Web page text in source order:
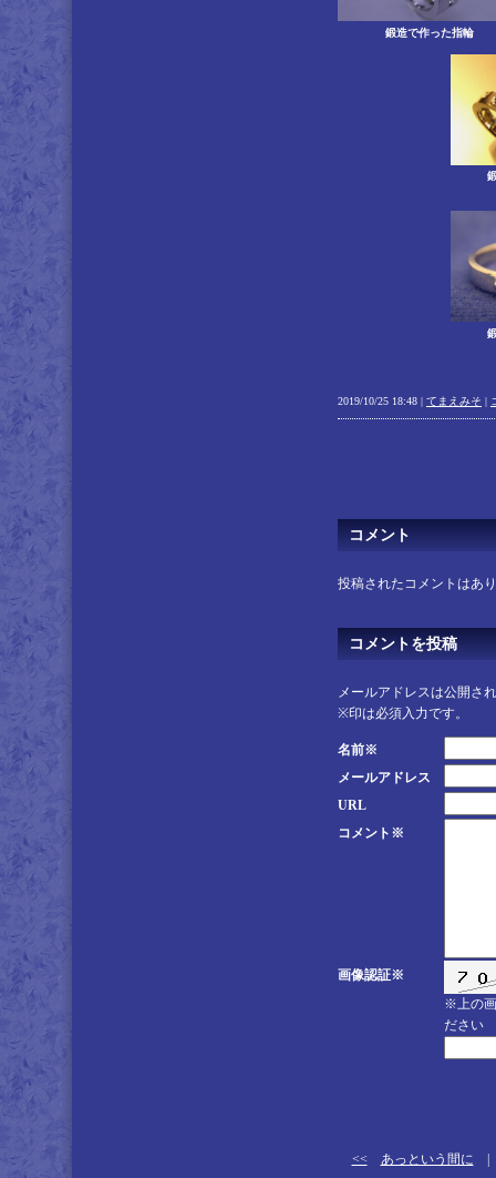
鍛造で作った指輪
2019/10/25 18:48 | てまえみそ |
コメント
投稿されたコメントはあ
コメントを投稿
メールアドレスは公開さ
※印は必須入力です。
名前※
メールアドレス
URL
コメント※
画像認証※
※上の
ださい
<< あっという間に